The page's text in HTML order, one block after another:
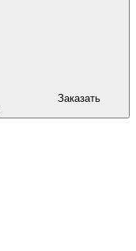
Заказать